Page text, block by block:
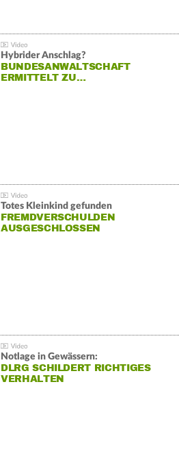
Hybrider Anschlag?
BUNDESANWALTSCHAFT
ERMITTELT ZU…
Totes Kleinkind gefunden
FREMDVERSCHULDEN
AUSGESCHLOSSEN
Notlage in Gewässern:
DLRG SCHILDERT RICHTIGES
VERHALTEN